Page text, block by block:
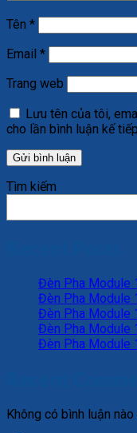
Tên *
Email *
Trang web
Lưu tên của tôi,
cho lần bình luận kế
Tìm kiếm
Đèn Pha Module
Đèn Pha Module
Đèn Pha Module
Đèn Pha Module
Đèn Pha Module
Không có bình luận nào